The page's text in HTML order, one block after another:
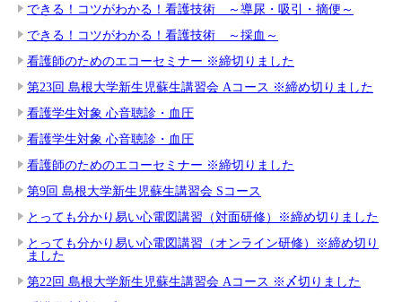
できる！コツがわかる！看護技術 ～導尿・吸引・摘便～
できる！コツがわかる！看護技術 ～採血～
看護師のためのエコーセミナー ※締切りました
第23回 島根大学新生児蘇生講習会 Aコース ※締め切りました
看護学生対象 心音聴診・血圧
看護学生対象 心音聴診・血圧
看護師のためのエコーセミナー ※締切りました
第9回 島根大学新生児蘇生講習会 Sコース
とっても分かり易い心電図講習（対面研修）※締め切りました
とっても分かり易い心電図講習（オンライン研修）※締め切り
ました
第22回 島根大学新生児蘇生講習会 Aコース ※〆切りました